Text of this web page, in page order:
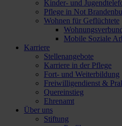
Kinder- und
Pflege in Not
Wohnen für Geflüchtete
Mobile Soziale
Karriere
Stellenangebote
Karriere in der Pflege
Fort- und Weiterbildung
Freiwilligendienst &
Quereinstieg
Ehrenamt
Über uns
Stiftung